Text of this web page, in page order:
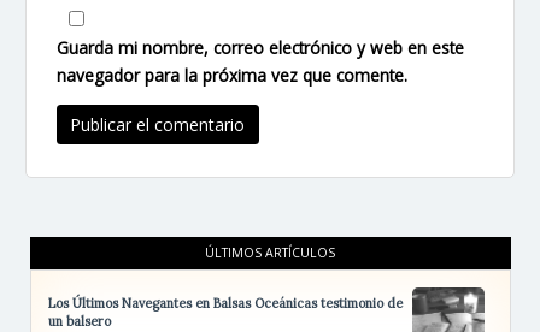
Guarda mi nombre, correo electrónico y web en este
navegador para la próxima vez que comente.
ÚLTIMOS ARTÍCULOS
Los Últimos Navegantes en Balsas Oceánicas testimonio de
un balsero